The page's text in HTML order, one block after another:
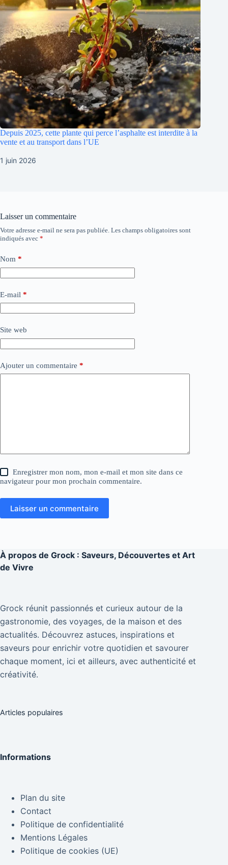
Depuis 2025, cette plante qui perce l’asphalte est interdite à la
vente et au transport dans l’UE
1 juin 2026
Laisser un commentaire
Votre adresse e-mail ne sera pas publiée. Les champs obligatoires sont
indiqués avec *
Nom *
E-mail *
Site web
Ajouter un commentaire *
Enregistrer mon nom, mon e-mail et mon site dans ce
navigateur pour mon prochain commentaire.
Laisser un commentaire
À propos de Grock : Saveurs, Découvertes et Art
de Vivre
Grock réunit passionnés et curieux autour de la
gastronomie, des voyages, de la maison et des
actualités. Découvrez astuces, inspirations et
saveurs pour enrichir votre quotidien et savourer
chaque moment, ici et ailleurs, avec authenticité et
créativité.
Articles populaires
Informations
Plan du site
Contact
Politique de confidentialité
Mentions Légales
Politique de cookies (UE)